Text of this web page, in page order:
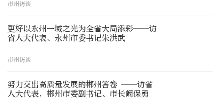
市州访谈
更好以永州一域之光为全省大局添彩——访
省人大代表、永州市委书记朱洪武
市州访谈
努力交出高质量发展的郴州答卷 ——访省
人大代表，郴州市委副书记、市长阚保勇